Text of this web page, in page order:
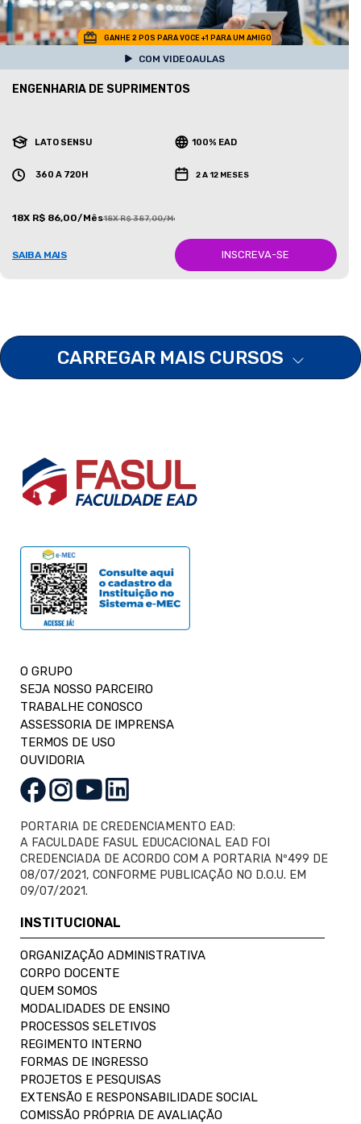
GANHE 2 POS PARA VOCE +1 PARA UM AMIGO
COM VIDEOAULAS
ENGENHARIA DE SUPRIMENTOS
LATO SENSU 100% EAD
360 A 720H 2 A 12 MESES
18X R$ 86,00/Mês18X R$ 387,00/Mês
SAIBA MAIS INSCREVA-SE
CARREGAR MAIS CURSOS
O GRUPO
SEJA NOSSO PARCEIRO
TRABALHE CONOSCO
ASSESSORIA DE IMPRENSA
TERMOS DE USO
OUVIDORIA
PORTARIA DE CREDENCIAMENTO EAD:
A FACULDADE FASUL EDUCACIONAL EAD FOI
CREDENCIADA DE ACORDO COM A PORTARIA Nº499 DE
08/07/2021, CONFORME PUBLICAÇÃO NO D.O.U. EM
09/07/2021.
INSTITUCIONAL
ORGANIZAÇÃO ADMINISTRATIVA
CORPO DOCENTE
QUEM SOMOS
MODALIDADES DE ENSINO
PROCESSOS SELETIVOS
REGIMENTO INTERNO
FORMAS DE INGRESSO
PROJETOS E PESQUISAS
EXTENSÃO E RESPONSABILIDADE SOCIAL
COMISSÃO PRÓPRIA DE AVALIAÇÃO